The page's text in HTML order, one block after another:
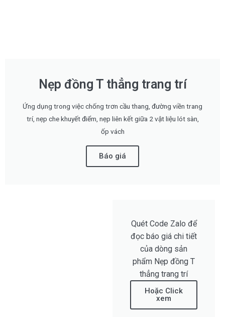
Nẹp đồng T thẳng trang trí
Ứng dụng trong việc chống trơn cầu thang, đường viền trang
trí, nẹp che khuyết điểm, nẹp liên kết giữa 2 vật liệu lót sàn,
ốp vách
Báo giá
Quét Code Zalo để
đọc báo giá chi tiết
của dòng sản
phẩm Nẹp đồng T
thẳng trang trí
Hoặc Click
xem